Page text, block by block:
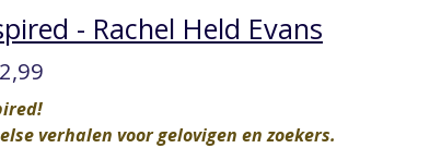
- Rachel Held Evans
verhalen voor gelovigen en zoekers.